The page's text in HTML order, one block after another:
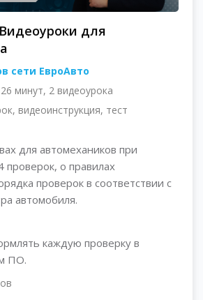
для
сети ЕвроАвто
26 минут, 2 видеоурока
видеоинструкция, тест
для автомехаников при
проверок, о правилах
проверок в соответствии с
автомобиля.
каждую проверку в
ПО.